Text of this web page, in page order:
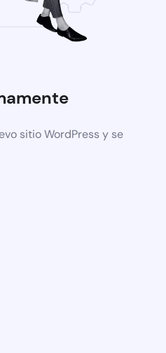
sitio WordPress y se